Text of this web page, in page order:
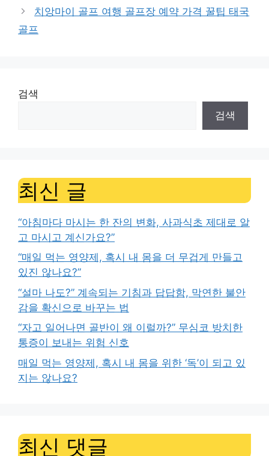
치앙마이 골프 여행 골프장 예약 가격 꿀팁 태국
골프
검색
검색
최신 글
“아침마다 마시는 한 잔의 변화, 사과식초 제대로 알
고 마시고 계신가요?”
“매일 먹는 영양제, 혹시 내 몸을 더 무겁게 만들고
있진 않나요?”
“설마 나도?” 계속되는 기침과 답답함, 막연한 불안
감을 확신으로 바꾸는 법
“자고 일어나면 골반이 왜 이럴까?” 무심코 방치한
통증이 보내는 위험 신호
매일 먹는 영양제, 혹시 내 몸을 위한 ‘독’이 되고 있
지는 않나요?
최신 댓글